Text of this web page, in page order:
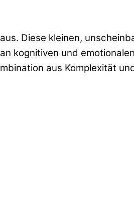
Diese kleinen,
kognitiven und
aus Komplexität